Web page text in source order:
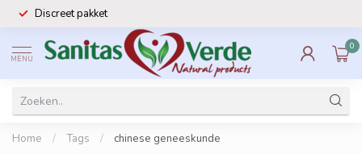
Discreet pakket
MENU
0
Home / Tags / chinese geneeskunde